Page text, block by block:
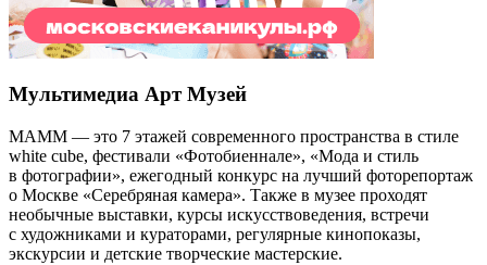
Мультимедиа Арт Музей
МАММ — это 7 этажей современного пространства в стиле
white cube, фестивали «Фотобиеннале», «Мода и стиль
в фотографии», ежегодный конкурс на лучший фоторепортаж
о Москве «Серебряная камера». Также в музее проходят
необычные выставки, курсы искусствоведения, встречи
с художниками и кураторами, регулярные кинопоказы,
экскурсии и детские творческие мастерские.